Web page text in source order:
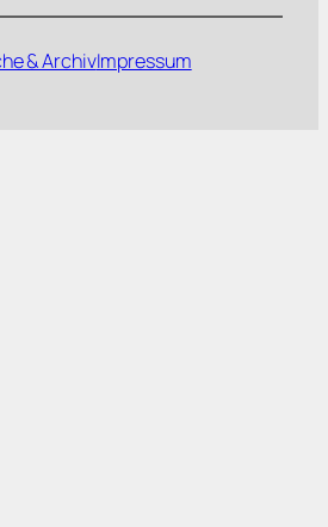
& ArchivImpressum